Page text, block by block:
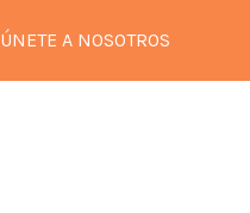
ÚNETE A NOSOTROS